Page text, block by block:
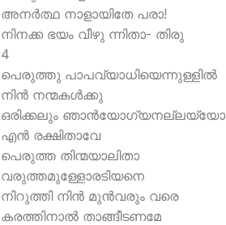
അനര്‍ത്ഥ നാളായിതേ പരാ!
നിനക്ക ഭയം വീഴു ന്നിതാ- തിരു
4
പെരുത്തു പാപവ്യാധിയെന്നുള്ളില്‍
നിന്‍ നന്മകള്‍ക്കു
ഒരിക്കലും ഞാന്‍യോഗ്യനല്ലയ്യോ
എന്‍ രക്ഷിതാവേ
പെരുത്ത തിന്മയാലിതാ
വരുത്തമുള്ളോരടിയനെ
നിറുത്തി നിന്‍ മുന്‍വരും വരെ
കരത്തിനാല്‍ താങ്ങീടണമേ